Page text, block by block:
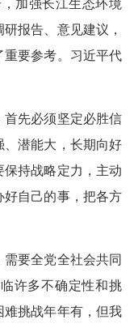
加强长江生态环境
报告、意见建议，
重要参考。习近平代
先必须坚定必胜信
、潜能大，长期向好
保持战略定力，主动
好自己的事，把各方
要全党全社会共同
许多不确定性和挑
难挑战年年有，但我